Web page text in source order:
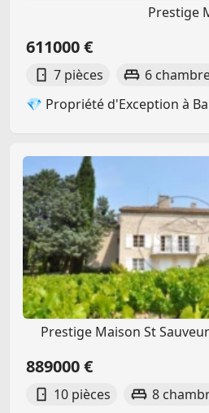
Prestige
611000 €
7 pièces 6
💎 Propriété d'Exception à
Prestige Maison St
889000 €
10 pièces 8